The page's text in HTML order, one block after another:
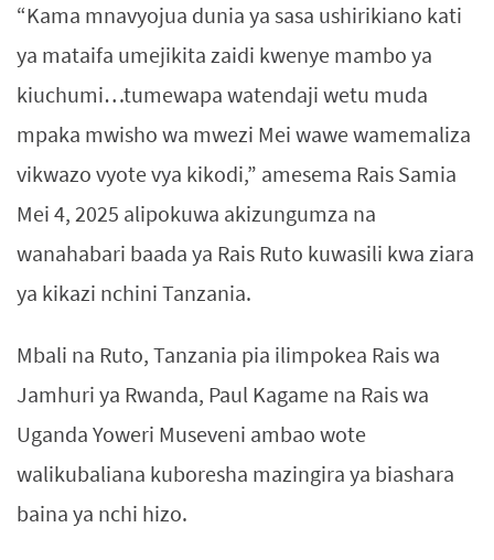
“Kama mnavyojua dunia ya sasa ushirikiano kati
ya mataifa umejikita zaidi kwenye mambo ya
kiuchumi…tumewapa watendaji wetu muda
mpaka mwisho wa mwezi Mei wawe wamemaliza
vikwazo vyote vya kikodi,” amesema Rais Samia
Mei 4, 2025 alipokuwa akizungumza na
wanahabari baada ya Rais Ruto kuwasili kwa ziara
ya kikazi nchini Tanzania.
Mbali na Ruto, Tanzania pia ilimpokea Rais wa
Jamhuri ya Rwanda, Paul Kagame na Rais wa
Uganda Yoweri Museveni ambao wote
walikubaliana kuboresha mazingira ya biashara
baina ya nchi hizo.